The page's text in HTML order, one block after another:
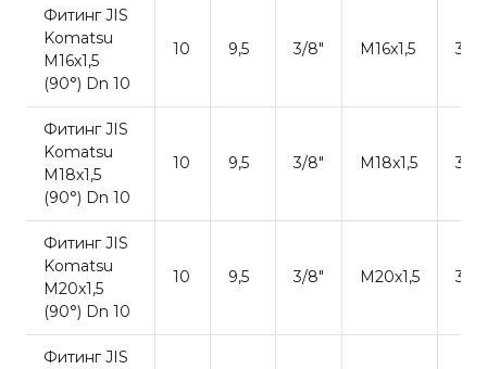
Фитинг JIS
Komatsu
M16x1,5
(90°) Dn 10
10 9,5 3/8" M16x1,5 36,0
Фитинг JIS
Komatsu
M18x1,5
(90°) Dn 10
10 9,5 3/8" M18x1,5 38,7
Фитинг JIS
Komatsu
M20x1,5
(90°) Dn 10
10 9,5 3/8" M20x1,5 36,0
Фитинг JIS